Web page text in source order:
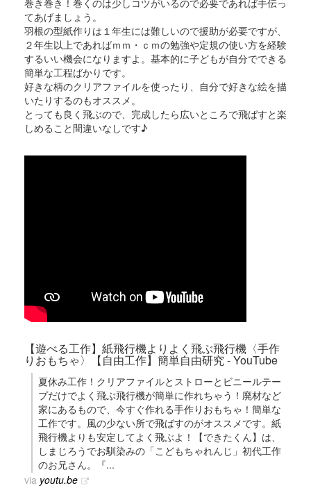
巻き巻き！巻くのは少しコツがいるので必要であれば手伝っ
てあげましょう。
羽根の型紙作りは１年生には難しいので援助が必要ですが、
２年生以上であればｍｍ・ｃｍの勉強や定規の使い方を経験
するいい機会になりますよ。基本的に子どもが自分でできる
簡単な工程ばかりです。
好きな柄のクリアファイルを使ったり、自分で好きな絵を描
いたりするのもオススメ。
とっても良く飛ぶので、完成したら広いところで飛ばすと楽
しめること間違いなしです♪
【遊べる工作】紙飛行機よりよく飛ぶ飛行機〈手作
りおもちゃ〉【自由工作】簡単自由研究 - YouTube
夏休み工作！クリアファイルとストローとビニールテー
プだけでよく飛ぶ飛行機が簡単に作れちゃう！廃材など
家にあるもので、今すぐ作れる手作りおもちゃ！簡単な
工作です。風の少ない所で飛ばすのがオススメです。紙
飛行機よりも安定してよく飛ぶよ！【できたくん】は、
しまじろうでお馴染みの「こどもちゃれんじ」初代工作
のお兄さん。『...
via youtu.be